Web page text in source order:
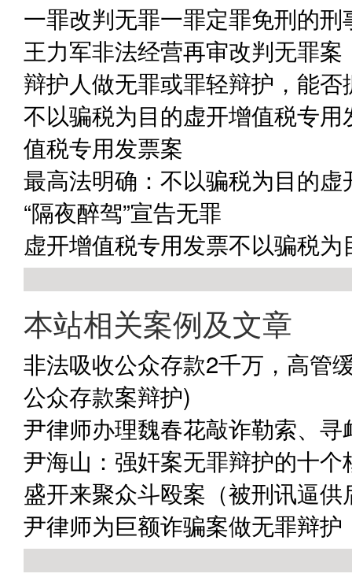
一罪改判无罪一罪定罪免刑的刑
王力军非法经营再审改判无罪
辩护人做无罪或罪轻辩护，能
不以骗税为目的虚开增值税专
值税专用发票案
最高法明确：不以骗税为目的
“隔夜醉驾”宣告无罪
虚开增值税专用发票不以骗税
本站相关案例及文章
非法吸收公众存款2千万，高管
公众存款案辩护)
尹律师办理魏春花敲诈勒索、
尹海山：强奸案无罪辩护的十个
盛开来聚众斗殴案（被刑讯逼
尹律师为巨额诈骗案做无罪辩护